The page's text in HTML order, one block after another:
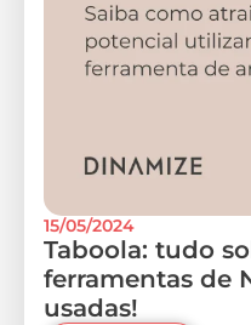
15/05/2024
Taboola: tudo
ferramentas de
usadas!